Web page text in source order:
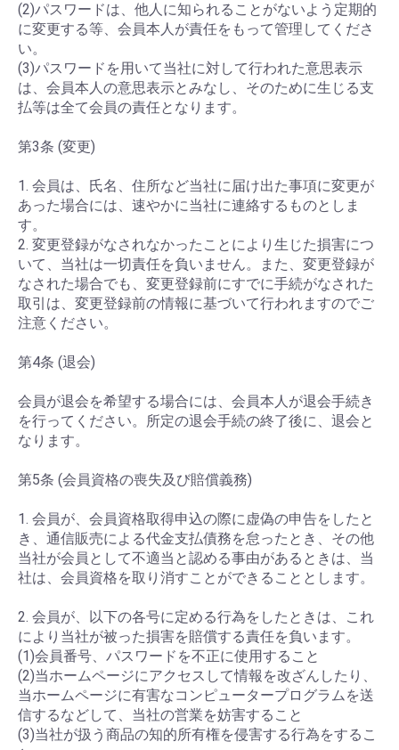
(2)パスワードは、他人に知られることがないよう定期的
に変更する等、会員本人が責任をもって管理してくださ
い。
(3)パスワードを用いて当社に対して行われた意思表示
は、会員本人の意思表示とみなし、そのために生じる支
払等は全て会員の責任となります。
第3条 (変更)
1. 会員は、氏名、住所など当社に届け出た事項に変更が
あった場合には、速やかに当社に連絡するものとしま
す。
2. 変更登録がなされなかったことにより生じた損害につ
いて、当社は一切責任を負いません。また、変更登録が
なされた場合でも、変更登録前にすでに手続がなされた
取引は、変更登録前の情報に基づいて行われますのでご
注意ください。
第4条 (退会)
会員が退会を希望する場合には、会員本人が退会手続き
を行ってください。所定の退会手続の終了後に、退会と
なります。
第5条 (会員資格の喪失及び賠償義務)
1. 会員が、会員資格取得申込の際に虚偽の申告をしたと
き、通信販売による代金支払債務を怠ったとき、その他
当社が会員として不適当と認める事由があるときは、当
社は、会員資格を取り消すことができることとします。
2. 会員が、以下の各号に定める行為をしたときは、これ
により当社が被った損害を賠償する責任を負います。
(1)会員番号、パスワードを不正に使用すること
(2)当ホームページにアクセスして情報を改ざんしたり、
当ホームページに有害なコンピュータープログラムを送
信するなどして、当社の営業を妨害すること
(3)当社が扱う商品の知的所有権を侵害する行為をするこ